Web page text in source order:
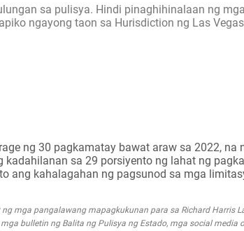
sa pulisya. Hindi pinaghihinalaan ng
ngayong taon sa Hurisdiction ng Las
ng 30 pagkamatay bawat araw sa 2022, na
sa 29 porsiyento ng lahat ng
ang kahalagahan ng pagsunod sa mga
mga pangalawang mapagkukunan para sa Richard Harris
bulletin ng Balita ng Pulisya ng Estado, mga social media